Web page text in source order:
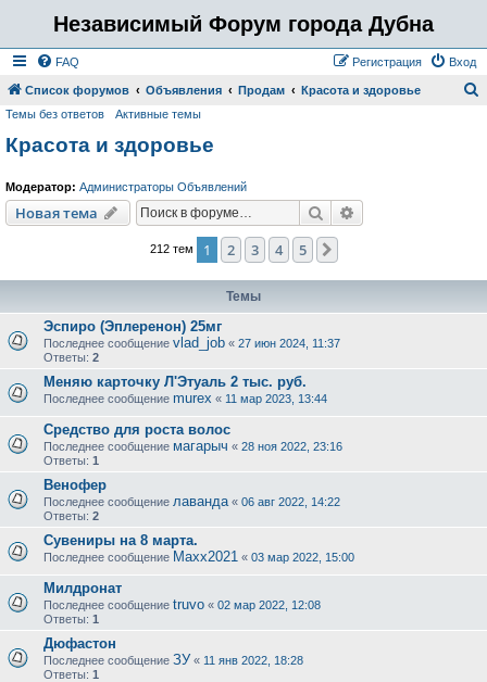
Независимый Форум города Дубна
FAQ Вход
Регистрация
Список форумов Объявления Продам Красота и здоровье
Темы без ответов Активные темы
Красота и здоровье
Модератор: Администраторы Объявлений
Новая тема Поиск
212 тем 1 2 3 4 5
Темы
Эспиро (Эплеренон) 25мг
Последнее сообщение vlad_job « 27 июн 2024, 11:37
Ответы: 2
Меняю карточку Л'Этуаль 2 тыс. руб.
Последнее сообщение murex « 11 мар 2023, 13:44
Средство для роста волос
Последнее сообщение магарыч « 28 ноя 2022, 23:16
Ответы: 1
Венофер
Последнее сообщение лаванда « 06 авг 2022, 14:22
Ответы: 2
Сувениры на 8 марта.
Последнее сообщение Maxx2021 « 03 мар 2022, 15:00
Милдронат
Последнее сообщение truvo « 02 мар 2022, 12:08
Ответы: 1
Дюфастон
Последнее сообщение ЗУ « 11 янв 2022, 18:28
Ответы: 1